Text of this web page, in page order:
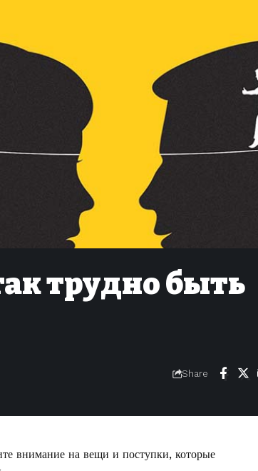
трудно быть
Share
внимание на вещи и поступки, которые